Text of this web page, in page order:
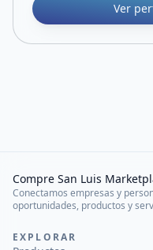
Ver
Compre San Luis
Conectamos empresas y
oportunidades, productos y
EXPLORAR